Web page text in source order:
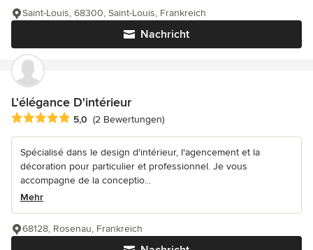
Nachricht
Saint-Louis, 68300, Saint-Louis, Frankreich
L'élégance D'intérieur
Durchschnittliche Bewertung: 5 von 5 Sternen
5,0 (2 Bewertungen)
Spécialisé dans le design d'intérieur, l'agencement et la
décoration pour particulier et professionnel. Je vous
accompagne de la conceptio...
Mehr
68128, Rosenau, Frankreich